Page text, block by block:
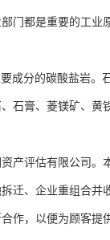
门都是重要的工
成分的碳酸盐岩
石膏、菱镁矿、
产评估有限公司
迁、企业重组合并
作，以便为顾客